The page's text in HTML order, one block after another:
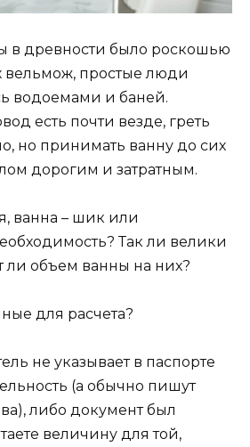
в древности было роскошью
вельмож, простые люди
водоемами и баней.
есть почти везде, греть
но принимать ванну до сих
дорогим и затратным.
ванна – шик или
Так ли велики
ли объем ванны на них?
для расчета?
не указывает в паспорте
(а обычно пишут
либо документ был
величину для той,